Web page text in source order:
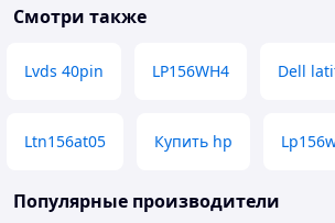
Смотри также
Lvds 40pin LP156WH4 Dell
Ltn156at05 Купить hp
Популярные производители